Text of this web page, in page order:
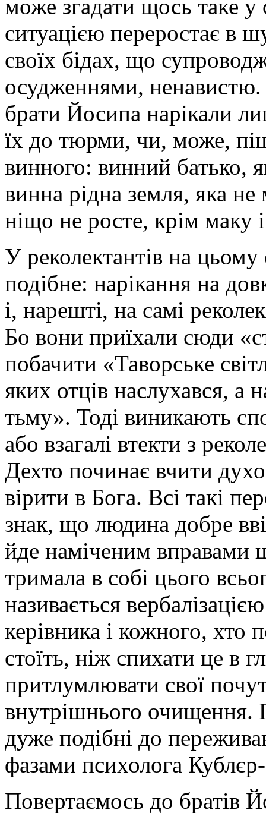
може згадати щось таке
ситуацією переростає в
своїх бідах, що
осудженнями, ненавистю.
брати Йосипа нарікали
їх до тюрми, чи, може,
винного: винний батько,
винна рідна земля, яка
ніщо не росте, крім маку
У реколектантів на цьому
подібне: нарікання на
і, нарешті, на самі
Бо вони приїхали сюди
побачити «Таворське
яких отців наслухався, а
тьму». Тоді виникають
або взагалі втекти з
Дехто починає вчити
вірити в Бога. Всі такі
знак, що людина добре
йде наміченим
тримала в собі цього
називається
керівника і кожного, хто
стоїть, ніж спихати це в
притлумлювати свої
внутрішнього очищення.
дуже подібні до
фазами психолога
Повертаємось до братів